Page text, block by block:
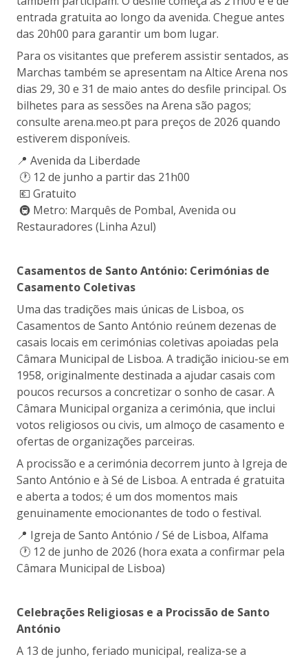
entrada gratuita ao longo da avenida. Chegue antes
das 20h00 para garantir um bom lugar.
Para os visitantes que preferem assistir sentados, as
Marchas também se apresentam na Altice Arena nos
dias 29, 30 e 31 de maio antes do desfile principal. Os
bilhetes para as sessões na Arena são pagos;
consulte arena.meo.pt para preços de 2026 quando
estiverem disponíveis.
📍 Avenida da Liberdade
🕐 12 de junho a partir das 21h00
💶 Gratuito
🚇 Metro: Marquês de Pombal, Avenida ou
Restauradores (Linha Azul)
Casamentos de Santo António: Cerimónias de
Casamento Coletivas
Uma das tradições mais únicas de Lisboa, os
Casamentos de Santo António reúnem dezenas de
casais locais em cerimónias coletivas apoiadas pela
Câmara Municipal de Lisboa. A tradição iniciou-se em
1958, originalmente destinada a ajudar casais com
poucos recursos a concretizar o sonho de casar. A
Câmara Municipal organiza a cerimónia, que inclui
votos religiosos ou civis, um almoço de casamento e
ofertas de organizações parceiras.
A procissão e a cerimónia decorrem junto à Igreja de
Santo António e à Sé de Lisboa. A entrada é gratuita
e aberta a todos; é um dos momentos mais
genuinamente emocionantes de todo o festival.
📍 Igreja de Santo António / Sé de Lisboa, Alfama
🕐 12 de junho de 2026 (hora exata a confirmar pela
Câmara Municipal de Lisboa)
Celebrações Religiosas e a Procissão de Santo
António
A 13 de junho, feriado municipal, realiza-se a